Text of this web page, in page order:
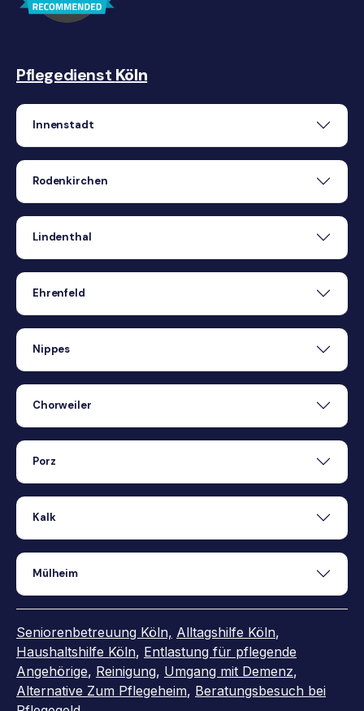
Pflegedienst Köln
Innenstadt
Rodenkirchen
Lindenthal
Ehrenfeld
Nippes
Chorweiler
Porz
Kalk
Mülheim
Seniorenbetreuung Köln, Alltagshilfe Köln,
Haushaltshilfe Köln, Entlastung für pflegende
Angehörige, Reinigung, Umgang mit Demenz,
Alternative Zum Pflegeheim, Beratungsbesuch bei